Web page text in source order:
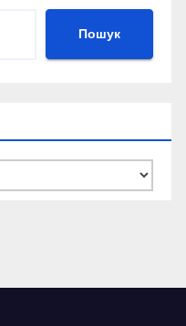
Пошук